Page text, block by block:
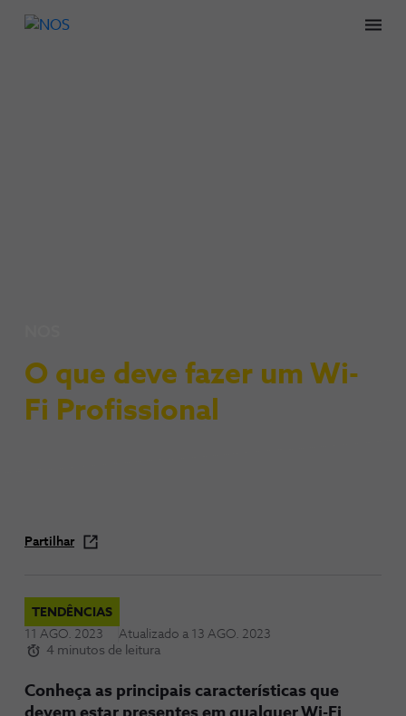
O que deve fazer um Wi-
Fi Profissional
Partilhar
TENDÊNCIAS
11 AGO. 2023
Atualizado a 13 AGO. 2023
4 minutos de leitura
Conheça as principais características que